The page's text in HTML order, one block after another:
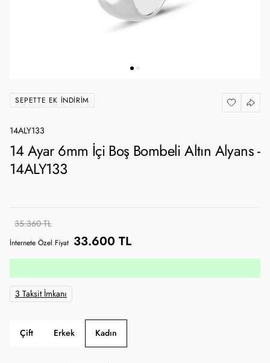
SEPETTE EK İNDIRIM
14ALY133
14 Ayar 6mm İçi Boş Bombeli Altın Alyans -
14ALY133
35.360 TL
İnternete Özel Fiyat 33.600 TL
3 Taksit İmkanı
Çift Erkek Kadın